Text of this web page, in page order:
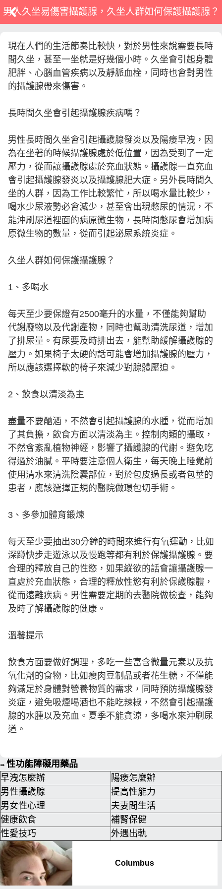
男人久坐易傷害攝護腺，久坐人群如何保護攝護腺？
現在人們的生活節奏比較快，對於男性來說需要長時
間久坐，甚至一坐就是好幾個小時。久坐會引起身體
肥胖、心腦血管疾病以及靜脈血栓，同時也會對男性
的攝護腺帶來傷害。
長時間久坐會引起攝護腺疾病嗎？
男性長時間久坐會引起攝護腺發炎以及陽痿早洩，因
為在坐著的時候攝護腺處於低位置，因為受到了一定
壓力，從而讓攝護腺處於充血狀態。攝護腺一直充血
會引起攝護腺發炎以及攝護腺肥大症。另外長時間久
坐的人群，因為工作比較繁忙，所以喝水量比較少，
喝水少尿液勢必會減少，甚至會出現憋尿的情況，不
能沖刷尿道裡面的病原微生物，長時間憋尿會增加病
原微生物的數量，從而引起泌尿系統炎症。
久坐人群如何保護攝護腺？
1、多喝水
每天至少要保證有2500毫升的水量，不僅能夠幫助
代謝廢物以及代謝產物，同時也幫助清洗尿道，增加
了排尿量。有尿要及時排出去，能幫助緩解攝護腺的
壓力。如果椅子太硬的話可能會增加攝護腺的壓力，
所以應該選擇軟的椅子來減少對腺體壓迫。
2、飲食以清淡為主
盡量不要酗酒，不然會引起攝護腺的水腫，從而增加
了其負擔，飲食方面以清淡為主。控制肉類的攝取，
不然會紊亂植物神經，影響了攝護腺的代謝。避免吃
得過於油膩。平時要注意個人衛生，每天晚上睡覺前
使用清水來清洗陰囊部位，對於包皮過長或者包莖的
患者，應該選擇正規的醫院做環包切手術。
3、多參加體育鍛煉
每天至少要抽出30分鐘的時間來進行有氧運動，比如
深蹲快步走遊泳以及慢跑等都有利於保護攝護腺。要
合理的釋放自己的性慾，如果縱欲的話會讓攝護腺一
直處於充血狀態，合理的釋放性慾有利於保護腺體，
從而遠離疾病。男性需要定期的去醫院做檢查，能夠
及時了解攝護腺的健康。
溫馨提示
飲食方面要做好調理，多吃一些富含微量元素以及抗
氧化劑的食物，比如瘦肉豆制品或者花生糖，不僅能
夠滿足於身體對營養物質的需求，同時預防攝護腺發
炎症，避免吸煙喝酒也不能吃辣椒，不然會引起攝護
腺的水腫以及充血。夏季不能貪涼，多喝水來沖刷尿
道。
➠ 性功能障礙用藥品
早洩怎麼辦
陽痿怎麼辦
男性攝護腺
提高性能力
男女性心理
夫妻間生活
健康飲食
補腎保健
性愛技巧
外遇出軌